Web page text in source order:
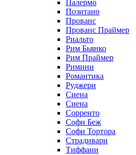
Палермо
Позитано
Прованс
Прованс Праймер
Риальто
Рим Бьянко
Рим Праймер
Римини
Романтика
Руджери
Сиена
Сиена
Сорренто
Софи Беж
Софи Тортора
Страдивари
Тиффани